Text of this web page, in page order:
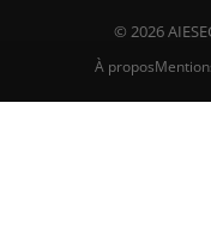
© 2026
À propos